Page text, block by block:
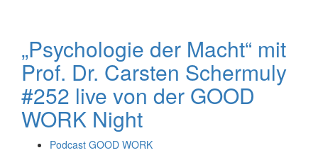
„Psychologie der Macht“ mit
Prof. Dr. Carsten Schermuly
#252 live von der GOOD
WORK Night
Podcast GOOD WORK